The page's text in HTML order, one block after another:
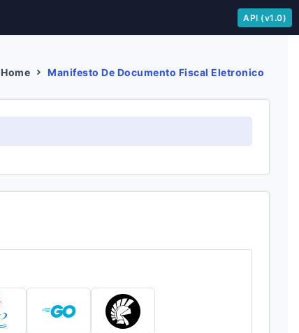
API (v1.0)
Home Manifesto De Documento Fiscal Eletronico